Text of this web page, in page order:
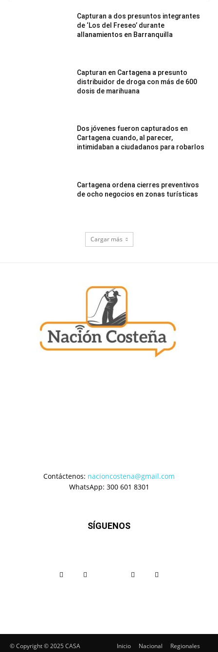
Capturan a dos presuntos integrantes
de ‘Los del Freseo’ durante
allanamientos en Barranquilla
Capturan en Cartagena a presunto
distribuidor de droga con más de 600
dosis de marihuana
Dos jóvenes fueron capturados en
Cartagena cuando, al parecer,
intimidaban a ciudadanos para robarlos
Cartagena ordena cierres preventivos
de ocho negocios en zonas turísticas
Cargar más
Contáctenos: nacioncostena@gmail.com
WhatsApp: 300 601 8301
SÍGUENOS
© Copyright ©️ 2025 CASA
Inicio Nacional
Regionales